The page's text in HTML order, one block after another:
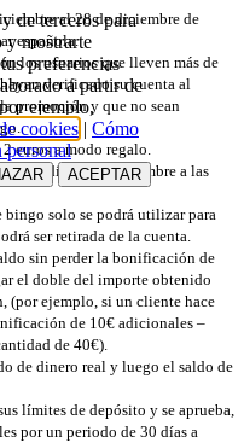
al 28 de diciembre de
española.
los usuarios que lleven más de
verificado su cuenta al
promoción y que no sean
euros a modo regalo.
el día 28 de diciembre a las
solo se podrá utilizar ​​para
ser retirada de la cuenta.
sin perder la bonificación de
el doble del importe obtenido
(por ejemplo, si un cliente hace
de 10€ adicionales –
de 40€).
de dinero real y luego el saldo de
límites de depósito y se aprueba,
por un periodo de 30 días a
de terceros para
y mostrarte
preferencias
a partir de
ejemplo,
cookies | Cómo
personal
ACEPTAR